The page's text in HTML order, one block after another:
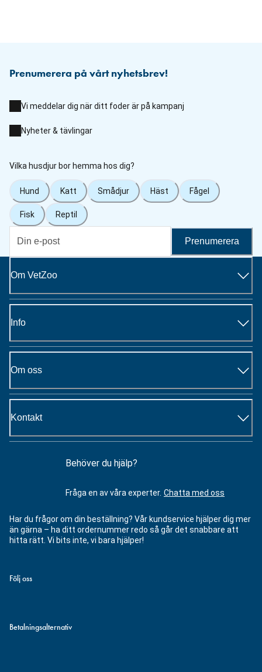
Prenumerera på vårt nyhetsbrev!
Vi meddelar dig när ditt foder är på kampanj
Nyheter & tävlingar
Vilka husdjur bor hemma hos dig?
Hund Katt Smådjur Häst Fågel
Fisk Reptil
Prenumerera
Om VetZoo
Info
Om oss
Kontakt
Behöver du hjälp?
Fråga en av våra experter. Chatta med oss
Har du frågor om din beställning? Vår kundservice hjälper dig mer
än gärna – ha ditt ordernummer redo så går det snabbare att
hitta rätt. Vi bits inte, vi bara hjälper!
Följ oss
Betalningsalternativ